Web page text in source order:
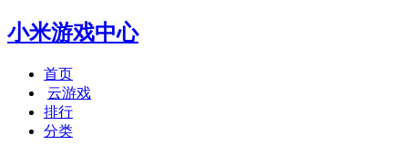
小米游戏中心
首页
云游戏
排行
分类